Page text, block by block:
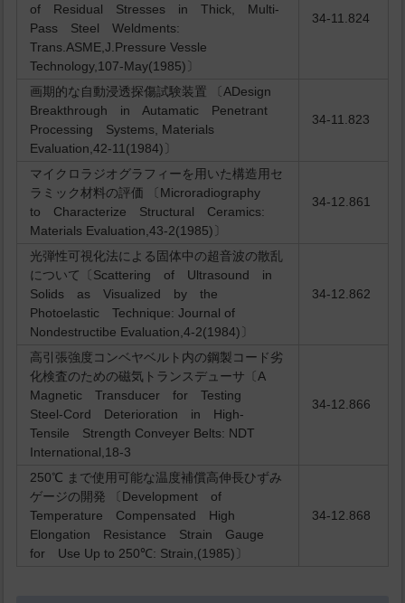
of Residual Stresses in Thick, Multi-
Pass Steel Weldments:
Trans.ASME,J.Pressure Vessle
Technology,107-May(1985)〕
34-11.824
画期的な自動浸透探傷試験装置 〔ADesign
Breakthrough in Autamatic Penetrant
Processing Systems, Materials
Evaluation,42-11(1984)〕
34-11.823
マイクロラジオグラフィーを用いた構造用セ
ラミック材料の評価 〔Microradiography
to Characterize Structural Ceramics:
Materials Evaluation,43-2(1985)〕
34-12.861
光弾性可視化法による固体中の超音波の散乱
について〔Scattering of Ultrasound in
Solids as Visualized by the
Photoelastic Technique: Journal of
Nondestructibe Evaluation,4-2(1984)〕
34-12.862
高引張強度コンベヤベルト内の鋼製コード劣
化検査のための磁気トランスデューサ〔A
Magnetic Transducer for Testing
Steel-Cord Deterioration in High-
Tensile Strength Conveyer Belts: NDT
International,18-3
34-12.866
250℃ まで使用可能な温度補償高伸長ひずみ
ゲージの開発 〔Development of
Temperature Compensated High
Elongation Resistance Strain Gauge
for Use Up to 250℃: Strain,(1985)〕
34-12.868